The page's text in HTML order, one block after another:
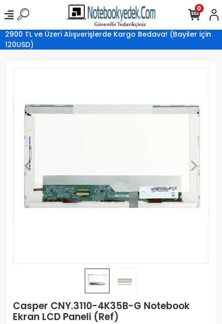
2900 TL ve Üzeri Alışverişlerde Kargo Bedava! (Bayiler için
120USD)
0
Casper CNY.3110-4K35B-G Notebook
Ekran LCD Paneli (Ref)